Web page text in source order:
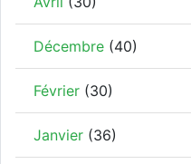
Décembre (40)
Février (30)
Janvier (36)